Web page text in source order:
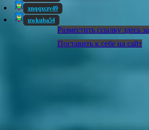
xnqqxczy49
uwkuba54
Разместить ссылку здесь за
Поставить к себе на сайт